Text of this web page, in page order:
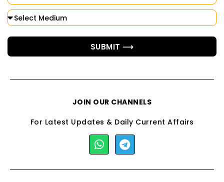
SUBMIT ⟶
JOIN OUR CHANNELS
For Latest Updates & Daily Current Affairs